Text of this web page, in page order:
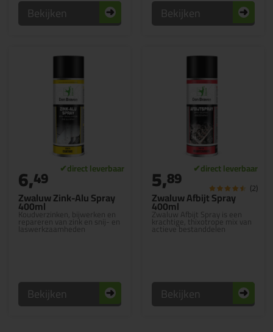
Bekijken Bekijken
Zwaluw Zink-Alu Spray
400ml
Koudverzinken, bijwerken en
repareren van zink en snij- en
laswerkzaamheden
6,49
Bekijken
Zwaluw Afbijt Spray
400ml
Zwaluw Afbijt Spray is een
krachtige, thixotrope mix van
actieve bestanddelen
5,89 (2)
Bekijken